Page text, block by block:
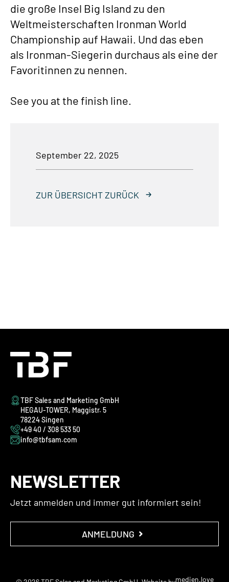
die große Insel Big Island zu den
Weltmeisterschaften Ironman World
Championship auf Hawaii. Und das eben
als Ironman-Siegerin durchaus als eine der
Favoritinnen zu nennen.
See you at the finish line.
September 22, 2025
ZUR ÜBERSICHT ZURÜCK
TBF Sales and Marketing GmbH
HEGAU-TOWER, Maggistr. 5
78224 Singen
+49 40 / 308 533 50
info@tbfsam.com
NEWSLETTER
Jetzt anmelden und immer gut informiert sein!
ANMELDUNG
medien.love